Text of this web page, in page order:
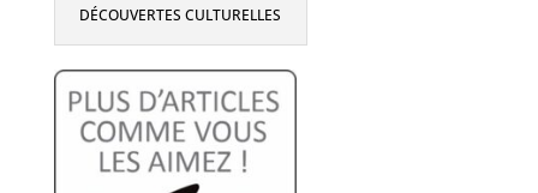
DÉCOUVERTES CULTURELLES